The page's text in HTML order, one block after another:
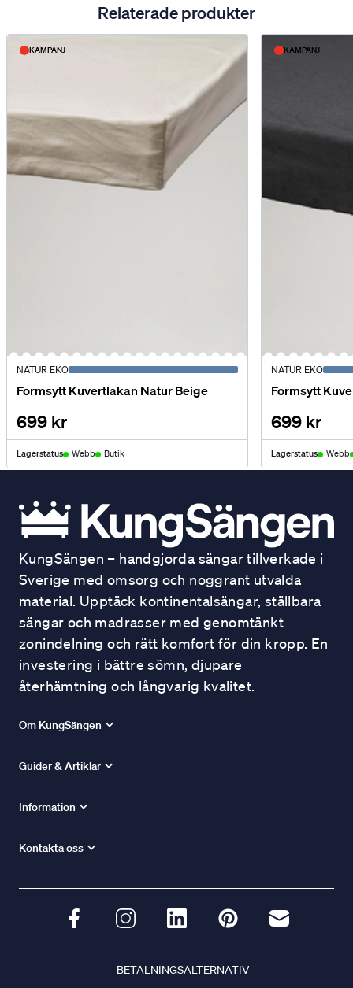
Relaterade produkter
KAMPANJ
NATUR EKO
Formsytt Kuvertlakan Natur Beige
699 kr
Lagerstatus Webb Butik
KAMPANJ
NATUR EKO
Formsytt
699 kr
Lagerstatus Webb
KungSängen – handgjorda sängar tillverkade i
Sverige med omsorg och noggrant utvalda
material. Upptäck kontinentalsängar, ställbara
sängar och madrasser med genomtänkt
zonindelning och rätt komfort för din kropp. En
investering i bättre sömn, djupare
återhämtning och långvarig kvalitet.
Om KungSängen
Guider & Artiklar
Information
Kontakta oss
BETALNINGSALTERNATIV